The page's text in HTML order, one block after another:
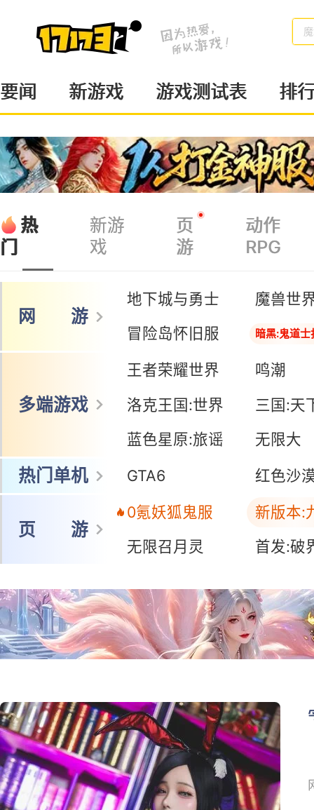
要闻 新游戏 游戏测试表 排
热
门
新游
戏
页
游
动作
RPG
网 游
地下城与勇士
魔兽世
冒险岛怀旧服
暗黑:鬼道士
多端游戏
王者荣耀世界
鸣潮
洛克王国:世界
三国:天
蓝色星原:旅谣
无限大
热门单机 GTA6 红色沙
页 游
0氪妖狐鬼服
新版本:
无限召月灵
首发:破